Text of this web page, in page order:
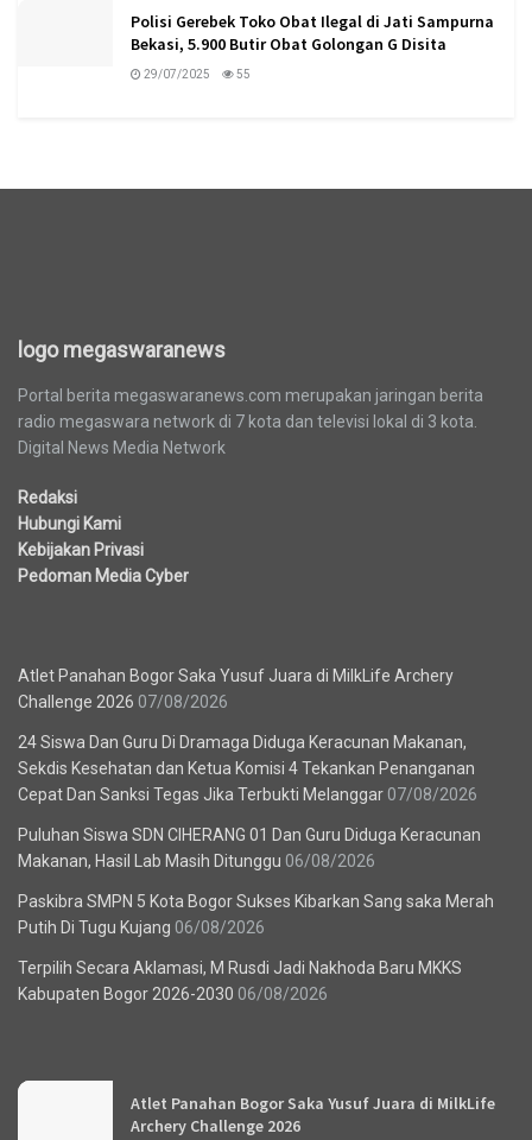
Polisi Gerebek Toko Obat Ilegal di Jati Sampurna
Bekasi, 5.900 Butir Obat Golongan G Disita
29/07/2025 55
logo megaswaranews
Portal berita megaswaranews.com merupakan jaringan berita
radio megaswara network di 7 kota dan televisi lokal di 3 kota.
Digital News Media Network
Redaksi
Hubungi Kami
Kebijakan Privasi
Pedoman Media Cyber
Atlet Panahan Bogor Saka Yusuf Juara di MilkLife Archery
Challenge 2026 07/08/2026
24 Siswa Dan Guru Di Dramaga Diduga Keracunan Makanan,
Sekdis Kesehatan dan Ketua Komisi 4 Tekankan Penanganan
Cepat Dan Sanksi Tegas Jika Terbukti Melanggar 07/08/2026
Puluhan Siswa SDN CIHERANG 01 Dan Guru Diduga Keracunan
Makanan, Hasil Lab Masih Ditunggu 06/08/2026
Paskibra SMPN 5 Kota Bogor Sukses Kibarkan Sang saka Merah
Putih Di Tugu Kujang 06/08/2026
Terpilih Secara Aklamasi, M Rusdi Jadi Nakhoda Baru MKKS
Kabupaten Bogor 2026-2030 06/08/2026
Atlet Panahan Bogor Saka Yusuf Juara di MilkLife
Archery Challenge 2026